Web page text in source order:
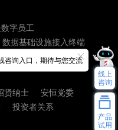
字员工
数据基础设施接入终端
贤纳士
安恒党委
投资者关系
咨询入口，期待与您交流
线上
咨询
产品
试用